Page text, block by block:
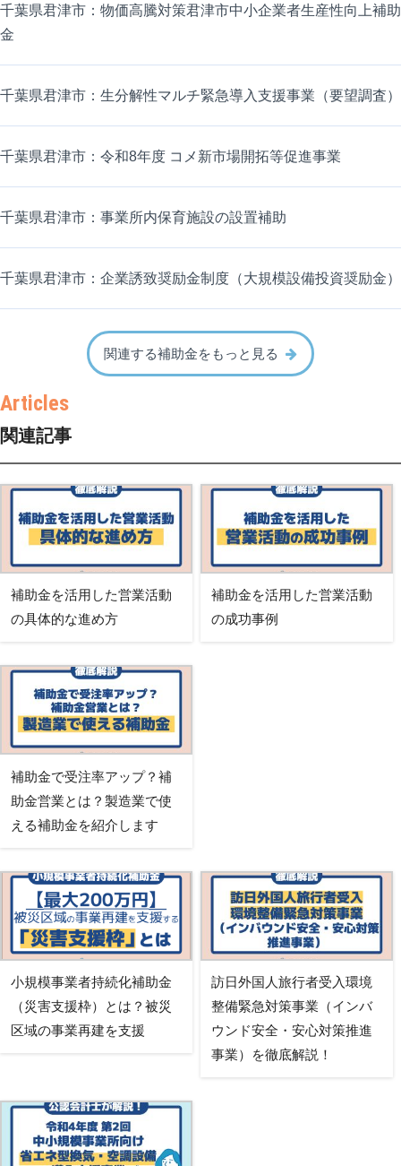
千葉県君津市：物価高騰対策君津市中小企業者生産性向上補助
金
千葉県君津市：生分解性マルチ緊急導入支援事業（要望調査）
千葉県君津市：令和8年度 コメ新市場開拓等促進事業
千葉県君津市：事業所内保育施設の設置補助
千葉県君津市：企業誘致奨励金制度（大規模設備投資奨励金）
関連する補助金をもっと見る
関連記事
補助金を活用した営業活動
の具体的な進め方
補助金を活用した営業活動
の成功事例
補助金で受注率アップ？補
助金営業とは？製造業で使
える補助金を紹介します
小規模事業者持続化補助金
（災害支援枠）とは？被災
区域の事業再建を支援
訪日外国人旅行者受入環境
整備緊急対策事業（インバ
ウンド安全・安心対策推進
事業）を徹底解説！